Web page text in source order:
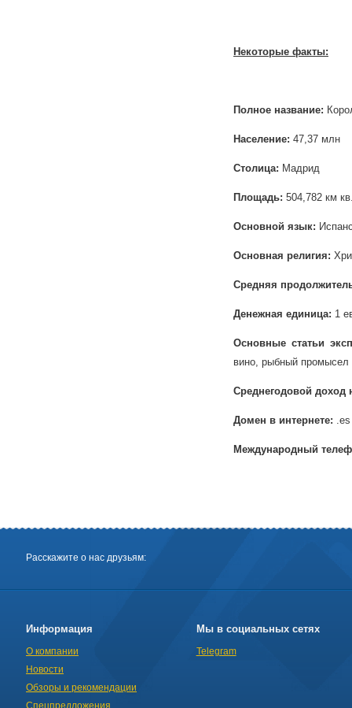
Некоторые факты:
Полное название:
Население: 47,37 млн
Столица: Мадрид
Площадь: 504,782 км
Основной язык:
Основная религия:
Средняя
Денежная единица: 1
Основные статьи
вино, рыбный промысел
Среднегодовой доход
Домен в интернете: .es
Международный
Расскажите о нас друзьям:
Информация
О компании
Новости
Обзоры и рекомендации
Спецпредложения
Мы в социальных сетях
Telegram